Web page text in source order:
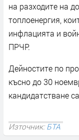
на разходите на
топлоенергия,
инфлацията и
ПРЧР.
Дейностите по
късно до 30
кандидатстване
Източник:БТА